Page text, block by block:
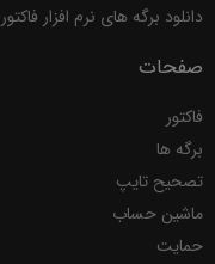
دانلود برگه های نرم افزار فاکتور
صفحات
فاکتور
برگه ها
تصحیح تایپ
ماشین حساب
حمایت